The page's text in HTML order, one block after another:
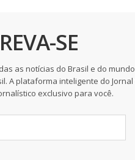
SE
as notícias do Brasil e do
A plataforma inteligente do Jornal
exclusivo para você.